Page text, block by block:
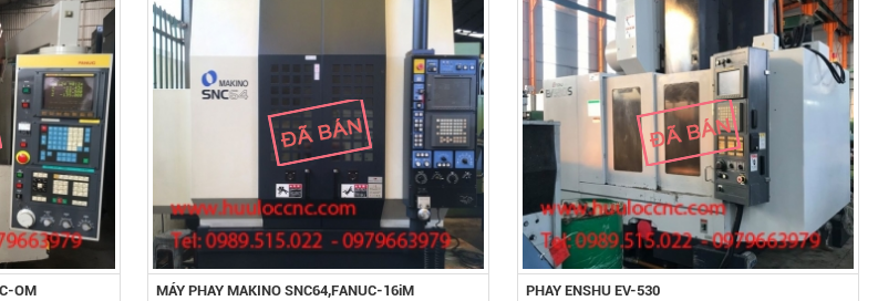
OM MÁY PHAY MAKINO SNC64,FANUC-16iM PHAY ENSHU EV-530